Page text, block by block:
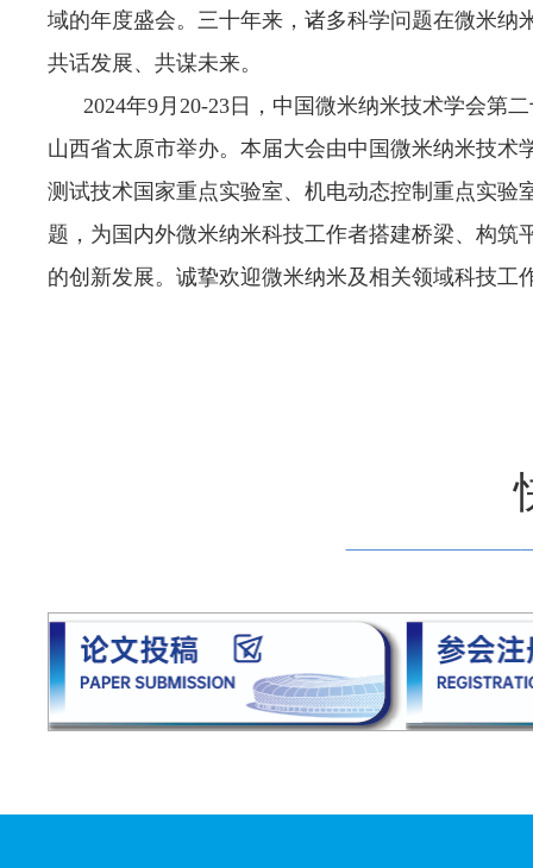
域的年度盛会。三十年来，诸多科学问题在微米
共话发展、共谋未来。
2024年9月20-23日，中国微米纳米技术学会第
山西省太原市举办。本届大会由中国微米纳米技
测试技术国家重点实验室、机电动态控制重点实验
题，为国内外微米纳米科技工作者搭建桥梁、构
的创新发展。诚挚欢迎微米纳米及相关领域科技工